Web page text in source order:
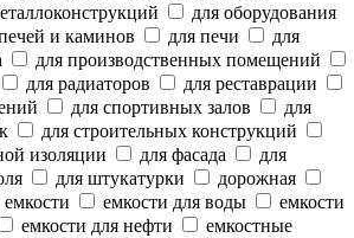
для оборудования
и каминов для печи
для
для производственных помещений
для радиаторов
для реставрации
для спортивных залов
для
для строительных конструкций
изоляции для фасада
для
для штукатурки
дорожная
емкости емкости для воды
емкости
емкости для нефти
емкостные